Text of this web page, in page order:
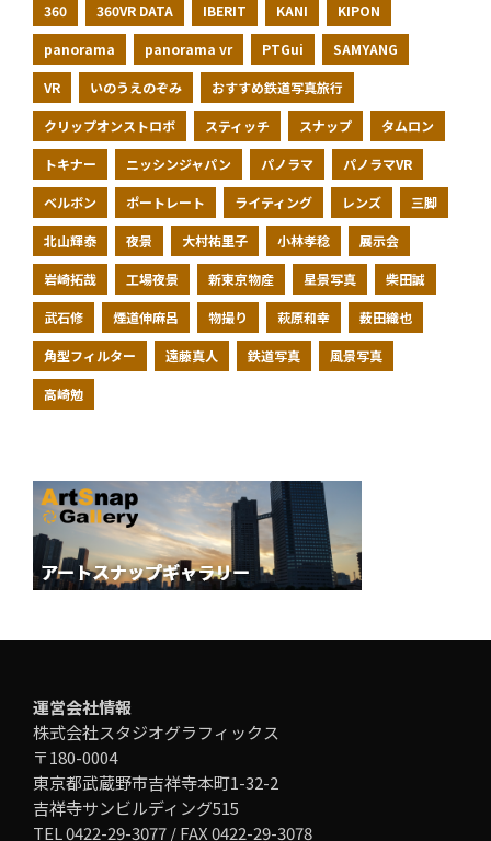
360 360VR DATA IBERIT KANI KIPON
panorama panorama vr PTGui SAMYANG
VR いのうえのぞみ おすすめ鉄道写真旅行
クリップオンストロボ スティッチ スナップ タムロン
トキナー ニッシンジャパン パノラマ パノラマVR
ベルボン ポートレート ライティング レンズ 三脚
北山輝泰 夜景 大村祐里子 小林孝稔 展示会
岩崎拓哉 工場夜景 新東京物産 星景写真 柴田誠
武石修 煙道伸麻呂 物撮り 萩原和幸 薮田織也
角型フィルター 遠藤真人 鉄道写真 風景写真
高崎勉
運営会社情報
株式会社スタジオグラフィックス
〒180-0004
東京都武蔵野市吉祥寺本町1-32-2
吉祥寺サンビルディング515
TEL 0422-29-3077 / FAX 0422-29-3078